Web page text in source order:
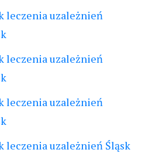
leczenia uzależnień
leczenia uzależnień
leczenia uzależnień
leczenia uzależnień Śląsk